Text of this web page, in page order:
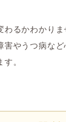
わるかわかり
害やうつ病な
。